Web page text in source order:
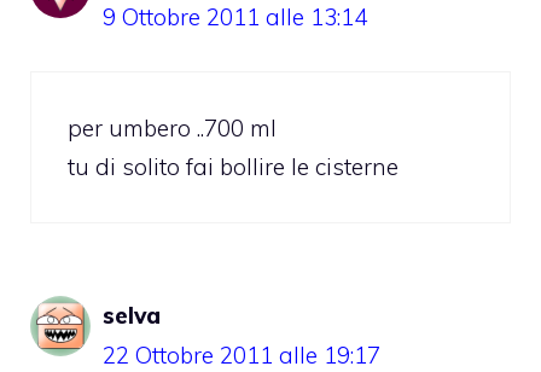
9 Ottobre 2011 alle 13:14
per umbero ..700 ml
tu di solito fai bollire le cisterne
selva
22 Ottobre 2011 alle 19:17